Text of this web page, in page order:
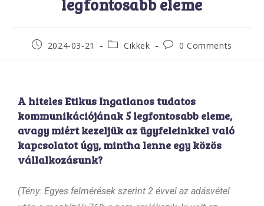
legfontosabb eleme
2024-03-21 Cikkek 0 Comments
A hiteles Etikus Ingatlanos tudatos
kommunikációjának 5 legfontosabb eleme,
avagy miért kezeljük az ügyfeleinkkel való
kapcsolatot úgy, mintha lenne egy közös
vállalkozásunk?
(Tény: Egyes felmérések szerint 2 évvel az adásvétel